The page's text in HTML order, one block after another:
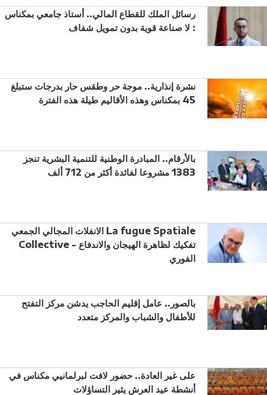
رسائل الملك للقطاع المالي.. أستاذ جامعي بمكناس
: لا صناعة قوية بدون تمويل شفاف
نشرة إنذارية.. موجة حر وطقس حار بدرجات ستبلغ
45 بمكناس وهذه الأقاليم طيلة هذه الفترة
بالأرقام.. المبادرة الوطنية للتنمية البشرية تنجز
1383 مشروعا لفائدة أكثر من 712 ألف
الانفلات المجالي الجمعي La fugue Spatiale
Collective - تفكيك لظاهرة الهيجان والاندفاع
الفوري
بالصور.. عامل إقليم الحاجب يدشن مركز التفتح
للأطفال والشباب والمركز متعدد
على غير العادة.. حضور لافت لبرلمانيي مكناس في
أنشطة عيد العرش يثير التساؤلات